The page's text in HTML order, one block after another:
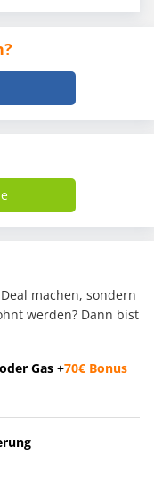
machen, sondern
werden? Dann bist
Gas +70€ Bonus